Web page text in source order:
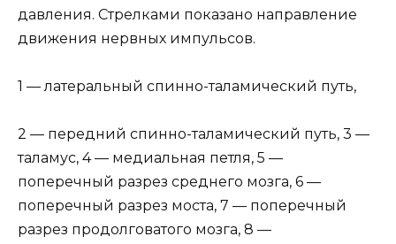
давления. Стрелками показано направление
движения нервных импульсов.
1 — латеральный спинно-таламический путь,
2 — передний спинно-таламический путь, 3 —
таламус, 4 — медиальная петля, 5 —
поперечный разрез среднего мозга, 6 —
поперечный разрез моста, 7 — поперечный
разрез продолговатого мозга, 8 —